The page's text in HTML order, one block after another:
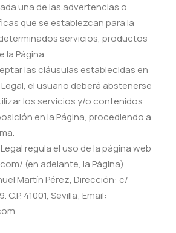
una de las advertencias o
que se establezcan para la
servicios, productos
la Página.
las cláusulas establecidas en
el usuario deberá abstenerse
los servicios y/o contenidos
en la Página, procediendo a
regula el uso de la página web
(en adelante, la Página)
Martín Pérez, Dirección: c/
C.P. 41001, Sevilla; Email:
.